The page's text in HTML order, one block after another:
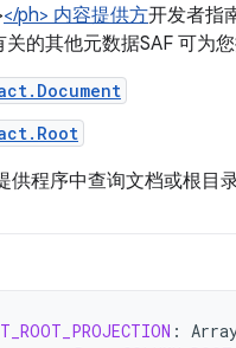
</ph> 内容提供方开发者指
关的其他元数据SAF 可为
程序中查询文档或根目录
: